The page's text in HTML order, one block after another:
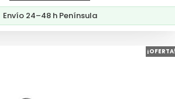
es:
33,90€.
Envío 24–48 h Península